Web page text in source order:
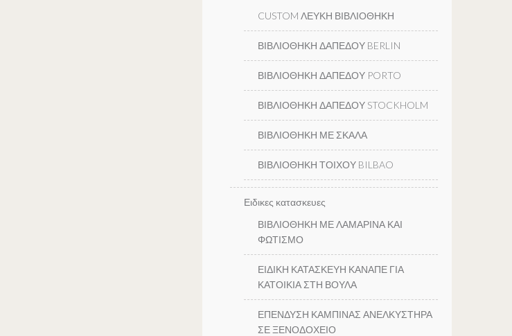
CUSTOM ΛΕΥΚΗ ΒΙΒΛΙΟΘΗΚΗ
ΒΙΒΛΙΟΘΗΚΗ ΔΑΠΕΔΟΥ BERLIN
ΒΙΒΛΙΟΘΗΚΗ ΔΑΠΕΔΟΥ PORTO
ΒΙΒΛΙΟΘΗΚΗ ΔΑΠΕΔΟΥ STOCKHOLM
ΒΙΒΛΙΟΘΗΚΗ ΜΕ ΣΚΑΛΑ
ΒΙΒΛΙΟΘΗΚΗ ΤΟΙΧΟΥ BILBAO
Ειδικες κατασκευες
ΒΙΒΛΙΟΘΗΚΗ ΜΕ ΛΑΜΑΡΙΝΑ ΚΑΙ
ΦΩΤΙΣΜΟ
ΕΙΔΙΚΗ ΚΑΤΑΣΚΕΥΗ ΚΑΝΑΠΕ ΓΙΑ
ΚΑΤΟΙΚΙΑ ΣΤΗ ΒΟΥΛΑ
ΕΠΕΝΔΥΣΗ ΚΑΜΠΙΝΑΣ ΑΝΕΛΚΥΣΤΗΡΑ
ΣΕ ΞΕΝΟΔΟΧΕΙΟ